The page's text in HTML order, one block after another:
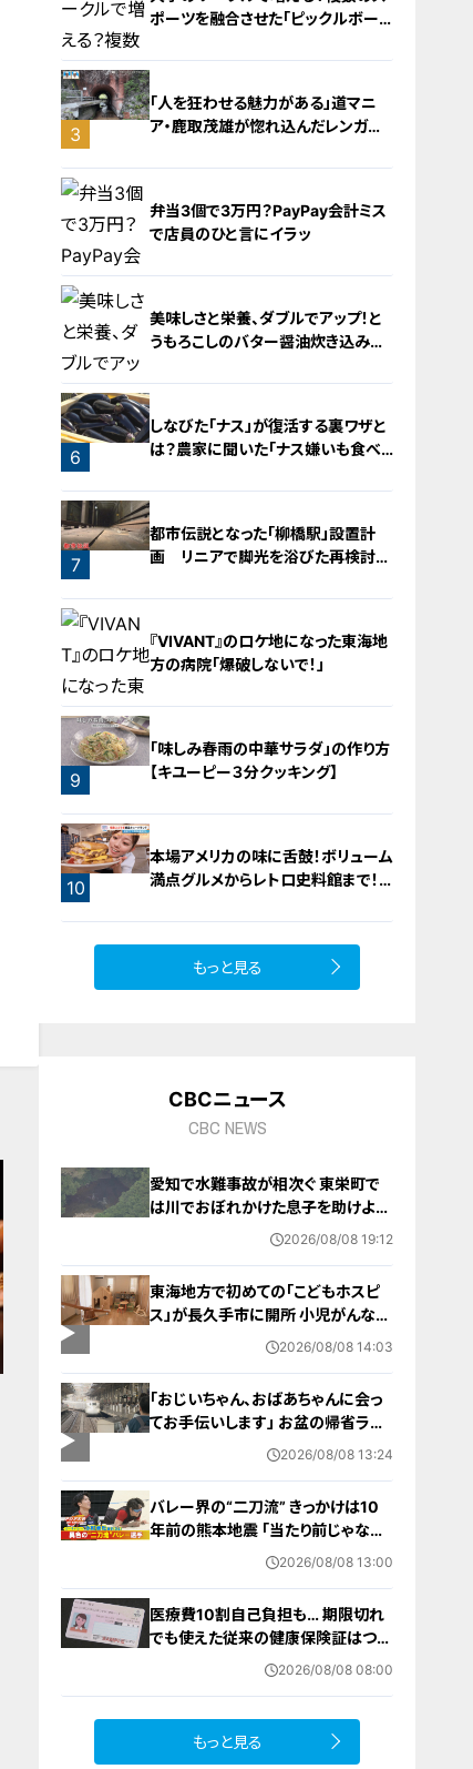
2
ポーツを融合させた「ピックルボー
3
「人を狂わせる魅力がある」道マニ
ア・鹿取茂雄が惚れ込んだレンガの
4
弁当3個で3万円？PayPay会計ミス
で店員のひと言にイラッ
5
美味しさと栄養、ダブルでアップ！と
うもろこしのバター醤油炊き込みご
6
しなびた「ナス」が復活する裏ワザと
は？農家に聞いた「ナス嫌いも食べ
7
都市伝説となった「柳橋駅」設置計
画 リニアで脚光を浴びた再検討の
8
『VIVANT』のロケ地になった東海地
方の病院「爆破しないで！」
9
「味しみ春雨の中華サラダ」の作り方
【キユーピー３分クッキング】
10
本場アメリカの味に舌鼓！ボリューム
満点グルメからレトロ史料館まで！
もっと見る
CBCニュース
CBC NEWS
愛知で水難事故が相次ぐ 東栄町で
は川でおぼれかけた息子を助けよう
とし父親が心肺停止の状態で搬送
2026/08/08 19:12
東海地方で初めての「こどもホスピ
ス」が長久手市に開所 小児がんなど
重い病気の子どもと家族を支える施
2026/08/08 14:03
「おじいちゃん、おばあちゃんに会っ
てお手伝いします」 お盆の帰省ラッ
シュが本格化 東海道新幹線下りがピ
2026/08/08 13:24
バレー界の“二刀流” きっかけは10
年前の熊本地震 ｢当たり前じゃなか
った｣ オフシーズンゼロの過酷スケ
2026/08/08 13:00
医療費10割自己負担も… 期限切れ
でも使えた従来の健康保険証はつい
に終了 8月以降起こりうるマイナ保
2026/08/08 08:00
もっと見る